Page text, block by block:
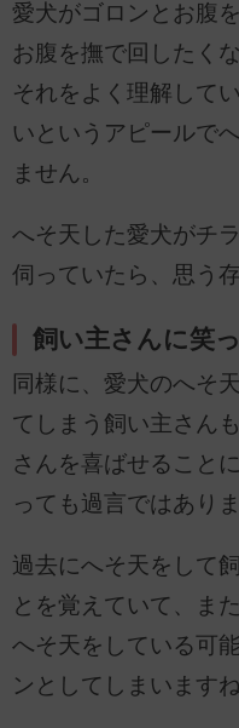
愛犬がゴロンとお腹
お腹を撫で回したく
それをよく理解して
いというアピールで
ません。
へそ天した愛犬がチ
伺っていたら、思う
飼い主さんに笑
同様に、愛犬のへそ
てしまう飼い主さん
さんを喜ばせること
っても過言ではありま
過去にへそ天をして
とを覚えていて、ま
へそ天をしている可
ンとしてしまいますね